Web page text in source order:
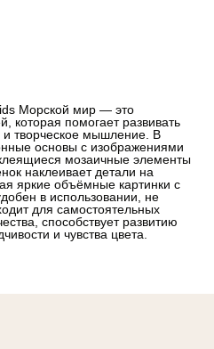
Морской мир — это
которая помогает развивать
творческое мышление. В
основы с изображениями
мозаичные элементы
наклеивает детали на
яркие объёмные картинки с
в использовании, не
для самостоятельных
способствует развитию
и чувства цвета.